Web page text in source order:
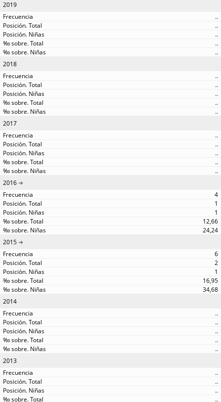
2019
..
..
..
..
..
2018
..
..
..
..
..
2017
..
..
..
..
..
2016
4
1
1
12,66
24,24
2015
6
2
1
16,95
34,68
2014
..
..
..
..
..
2013
..
..
..
..